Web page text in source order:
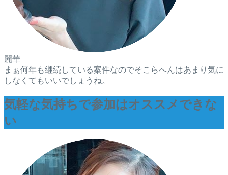
麗華
まぁ何年も継続している案件なのでそこらへんはあまり気に
しなくてもいいでしょうね。
気軽な気持ちで参加はオススメできな
い